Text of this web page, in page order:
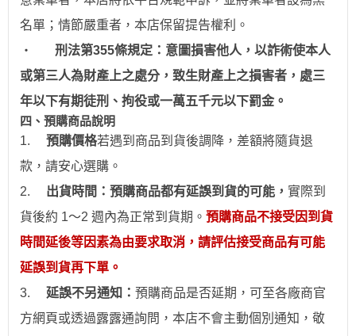
名單；情節嚴重者， 本店保留提告權利 。
‧
刑法第355條規定：意圖損害他人，以詐術使本人
或第三人為財產上之處分，致生財產上之損害者，處三
年以下有期徒刑、拘役或一萬五千元以下罰金。
四、預購商品說明
1.
預購價格若遇到 商品到貨後調降，差額將隨貨退
款，請安心選購。
2.
出貨時間：預購商品都有延誤到貨的可能， 實際到
貨後約 1～2 週內為正常到貨期。 預購商品不接受因到貨
時間延後等因素為由要求取消，請評估接受商品有可能
延誤到貨再下單。
3.
延誤不另通知： 預購商品是否延期，可至各廠商官
方網頁或透過露露通詢問，本店不會主動個別通知 ，敬